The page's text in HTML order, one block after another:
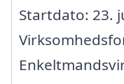
Startdato: 23.